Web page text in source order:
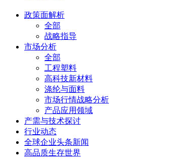
政策面解析
全部
战略指导
市场分析
全部
工程塑料
高科技新材料
涤纶与面料
市场行情战略分析
产品应用领域
产需与技术探讨
行业动态
全球企业头条新闻
高品质生存世界